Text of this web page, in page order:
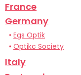
France
Germany
• Egs Optik
• Optikc Society
Italy